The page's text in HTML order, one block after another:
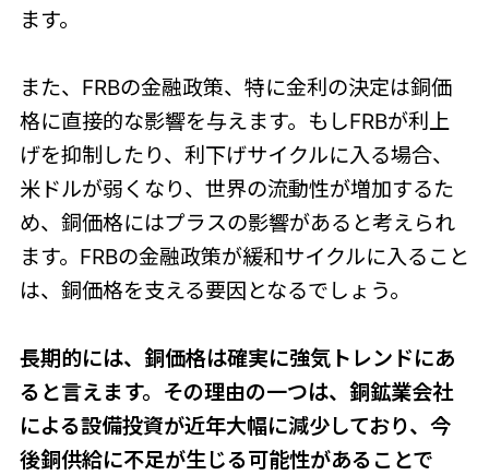
ます。
また、FRBの金融政策、特に金利の決定は銅価
格に直接的な影響を与えます。もしFRBが利上
げを抑制したり、利下げサイクルに入る場合、
米ドルが弱くなり、世界の流動性が増加するた
め、銅価格にはプラスの影響があると考えられ
ます。FRBの金融政策が緩和サイクルに入ること
は、銅価格を支える要因となるでしょう。
長期的には、銅価格は確実に強気トレンドにあ
ると言えます。その理由の一つは、銅鉱業会社
による設備投資が近年大幅に減少しており、今
後銅供給に不足が生じる可能性があることで